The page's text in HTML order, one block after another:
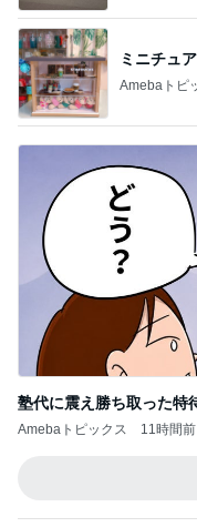
ミニチュ
Amebaトピ
塾代に震え勝ち取った特
Amebaトピックス 11時間前